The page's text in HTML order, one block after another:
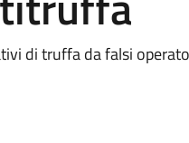
di truffa da falsi